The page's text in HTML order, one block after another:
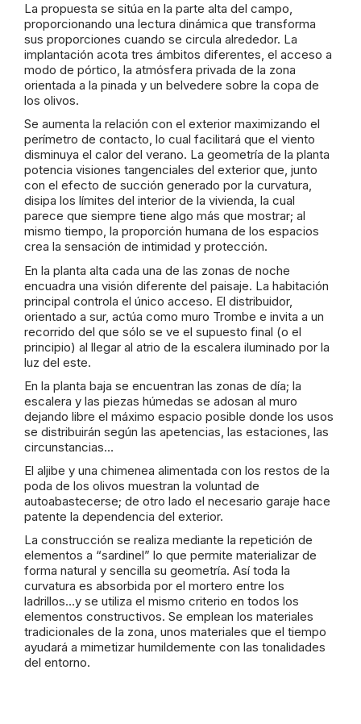
La propuesta se sitúa en la parte alta del campo,
proporcionando una lectura dinámica que transforma
sus proporciones cuando se circula alrededor. La
implantación acota tres ámbitos diferentes, el acceso a
modo de pórtico, la atmósfera privada de la zona
orientada a la pinada y un belvedere sobre la copa de
los olivos.
Se aumenta la relación con el exterior maximizando el
perímetro de contacto, lo cual facilitará que el viento
disminuya el calor del verano. La geometría de la planta
potencia visiones tangenciales del exterior que, junto
con el efecto de succión generado por la curvatura,
disipa los límites del interior de la vivienda, la cual
parece que siempre tiene algo más que mostrar; al
mismo tiempo, la proporción humana de los espacios
crea la sensación de intimidad y protección.
En la planta alta cada una de las zonas de noche
encuadra una visión diferente del paisaje. La habitación
principal controla el único acceso. El distribuidor,
orientado a sur, actúa como muro Trombe e invita a un
recorrido del que sólo se ve el supuesto final (o el
principio) al llegar al atrio de la escalera iluminado por la
luz del este.
En la planta baja se encuentran las zonas de día; la
escalera y las piezas húmedas se adosan al muro
dejando libre el máximo espacio posible donde los usos
se distribuirán según las apetencias, las estaciones, las
circunstancias…
El aljibe y una chimenea alimentada con los restos de la
poda de los olivos muestran la voluntad de
autoabastecerse; de otro lado el necesario garaje hace
patente la dependencia del exterior.
La construcción se realiza mediante la repetición de
elementos a “sardinel” lo que permite materializar de
forma natural y sencilla su geometría. Así toda la
curvatura es absorbida por el mortero entre los
ladrillos…y se utiliza el mismo criterio en todos los
elementos constructivos. Se emplean los materiales
tradicionales de la zona, unos materiales que el tiempo
ayudará a mimetizar humildemente con las tonalidades
del entorno.